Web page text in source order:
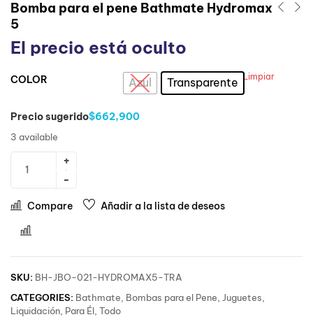
Bomba para el pene Bathmate Hydromax
5
El precio está oculto
COLOR Azul Transparente Limpiar
Precio sugerido$662,900
3 available
Compare Añadir a la lista de deseos
SKU: BH-JBO-021-HYDROMAX5-TRA
CATEGORIES: Bathmate Bombas para el Pene Juguetes
Liquidación Para Él Todo